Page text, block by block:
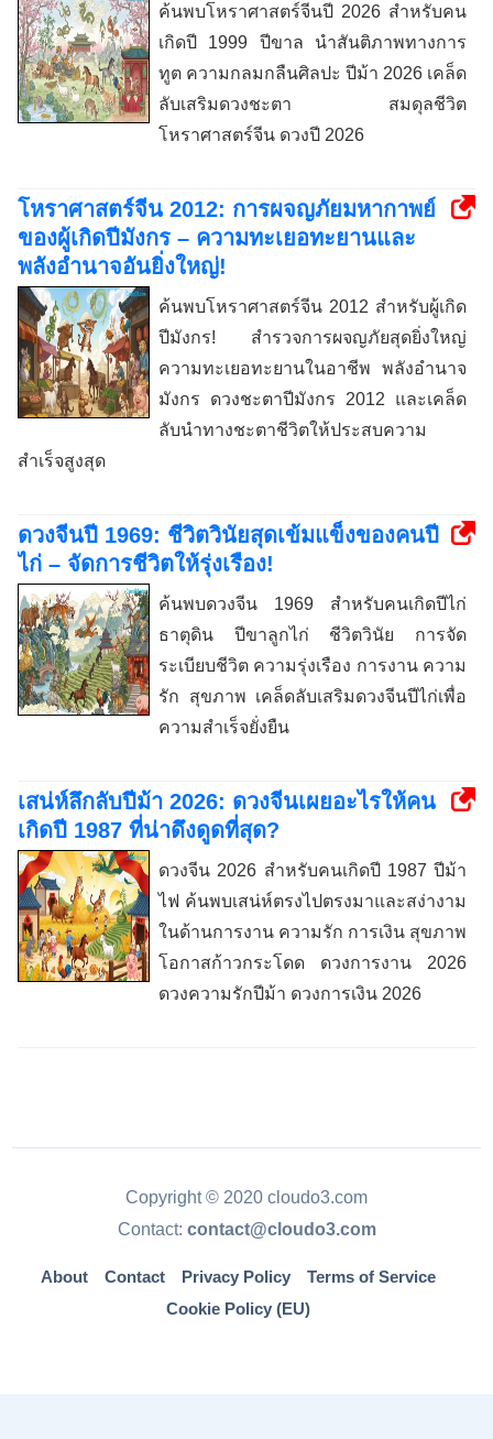
ค้นพบโหราศาสตร์จีนปี 2026 สำหรับคน
เกิดปี 1999 ปีขาล นำสันติภาพทางการ
ทูต ความกลมกลืนศิลปะ ปีม้า 2026 เคล็ด
ลับเสริมดวงชะตา สมดุลชีวิต
โหราศาสตร์จีน ดวงปี 2026
โหราศาสตร์จีน 2012: การผจญภัยมหากาพย์
ของผู้เกิดปีมังกร – ความทะเยอทะยานและ
พลังอำนาจอันยิ่งใหญ่!
ค้นพบโหราศาสตร์จีน 2012 สำหรับผู้เกิด
ปีมังกร! สำรวจการผจญภัยสุดยิ่งใหญ่
ความทะเยอทะยานในอาชีพ พลังอำนาจ
มังกร ดวงชะตาปีมังกร 2012 และเคล็ด
ลับนำทางชะตาชีวิตให้ประสบความ
สำเร็จสูงสุด
ดวงจีนปี 1969: ชีวิตวินัยสุดเข้มแข็งของคนปี
ไก่ – จัดการชีวิตให้รุ่งเรือง!
ค้นพบดวงจีน 1969 สำหรับคนเกิดปีไก่
ธาตุดิน ปีขาลูกไก่ ชีวิตวินัย การจัด
ระเบียบชีวิต ความรุ่งเรือง การงาน ความ
รัก สุขภาพ เคล็ดลับเสริมดวงจีนปีไก่เพื่อ
ความสำเร็จยั่งยืน
เสน่ห์ลึกลับปีม้า 2026: ดวงจีนเผยอะไรให้คน
เกิดปี 1987 ที่น่าดึงดูดที่สุด?
ดวงจีน 2026 สำหรับคนเกิดปี 1987 ปีม้า
ไฟ ค้นพบเสน่ห์ตรงไปตรงมาและสง่างาม
ในด้านการงาน ความรัก การเงิน สุขภาพ
โอกาสก้าวกระโดด ดวงการงาน 2026
ดวงความรักปีม้า ดวงการเงิน 2026
Copyright © 2020 cloudo3.com
Contact: contact@cloudo3.com
About Contact Privacy Policy
Terms of Service
Cookie Policy (EU)